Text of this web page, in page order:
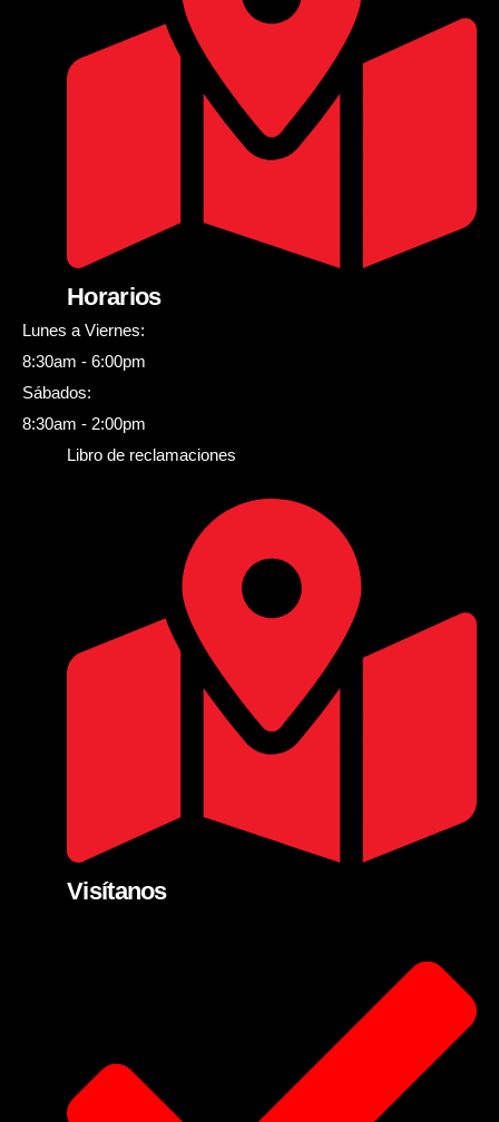
Horarios
Lunes a Viernes:
8:30am - 6:00pm
Sábados:
8:30am - 2:00pm
Libro de reclamaciones
Visítanos